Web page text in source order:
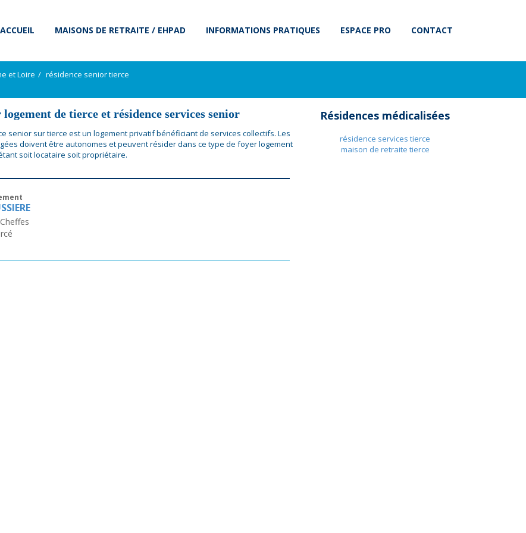
ACCUEIL
MAISONS DE RETRAITE / EHPAD INFORMATIONS PRATIQUES ESPACE PRO CONTACT
et Loire résidence senior tierce
logement de tierce et résidence services senior
senior sur tierce est un logement privatif bénéficiant de services collectifs. Les
doivent être autonomes et peuvent résider dans ce type de foyer logement
soit locataire soit propriétaire.
Résidences médicalisées
résidence services tierce
maison de retraite tierce